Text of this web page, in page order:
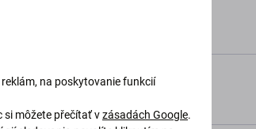
do 60 € 48 hod
na poskytovanie funkcií
si môžete přečítať vzásadách Google.